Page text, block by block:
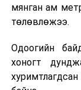
Сургалтыг
жишээнд
танилцах,
онол, практик
байна.
мянган ам
төлөвлөжээ.
Одоогийн
хоногт